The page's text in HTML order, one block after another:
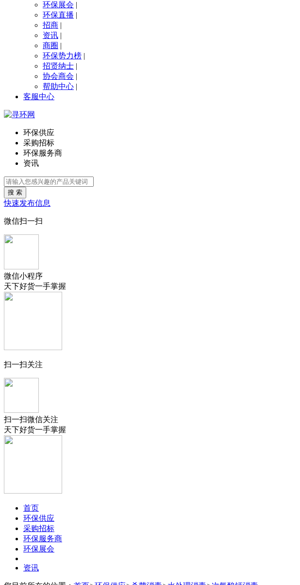
环保展会 |
环保直播 |
招商 |
资讯 |
商圈 |
环保势力榜 |
招贤纳士 |
协会商会 |
帮助中心 |
客服中心
环保供应
采购招标
环保服务商
资讯
搜 索
快速发布信息
微信扫一扫
微信小程序
天下好货一手掌握
扫一扫关注
扫一扫微信关注
天下好货一手掌握
首页
环保供应
采购招标
环保服务商
环保展会
资讯